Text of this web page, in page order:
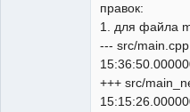
правок:
1. для файла
--- src/
+++ src/